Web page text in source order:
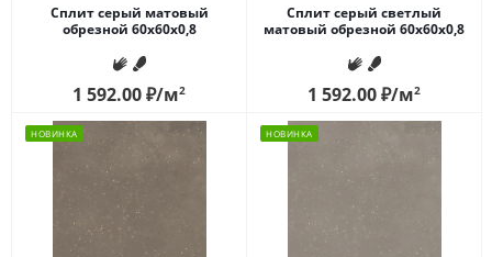
Сплит серый матовый
обрезной 60x60x0,8
1 592.00₽/м2
Сплит серый светлый
матовый обрезной 60x60x0,8
1 592.00₽/м2
НОВИНКА НОВИНКА